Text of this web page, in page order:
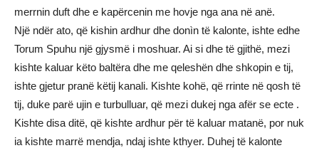
merrnin duft dhe e kapërcenin me hovje nga ana në anë.
Një ndër ato, që kishin ardhur dhe donìn të kalonte, ishte edhe
Torum Spuhu një gjysmë i moshuar. Ai si dhe të gjithë, mezi
kishte kaluar këto baltëra dhe me qeleshën dhe shkopin e tij,
ishte gjetur pranë këtij kanali. Kishte kohë, që rrinte në qosh të
tij, duke parë ujin e turbulluar, që mezi dukej nga afër se ecte .
Kishte disa ditë, që kishte ardhur për të kaluar matanë, por nuk
ia kishte marrë mendja, ndaj ishte kthyer. Duhej të kalonte